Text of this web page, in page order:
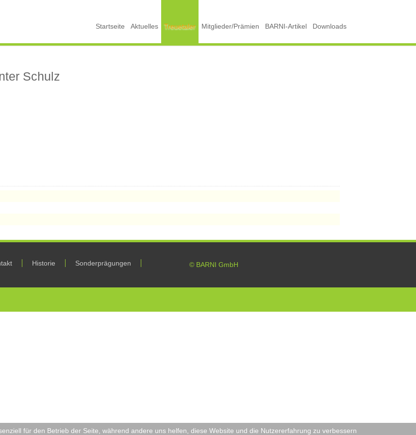
Startseite Aktuelles Treuetaler Mitglieder/Prämien BARNI-Artikel Downloads
Schulz
Historie
Sonderprägungen
© BARNI GmbH
für den Betrieb der Seite, während andere uns helfen, diese Website und die Nutzererfahrung zu verbessern